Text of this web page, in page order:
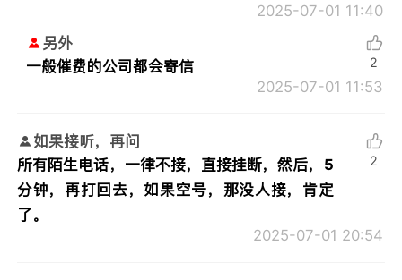
2025-07-01 11:40
另外
一般催费的公司都会寄信
2025-07-01 11:53
2
如果接听，再问
所有陌生电话，一律不接，直接挂断，然后，5
分钟，再打回去，如果空号，那没人接，肯定
了。
2025-07-01 20:54
2